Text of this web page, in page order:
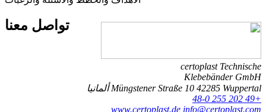
تواصل معنا
certoplast Technische
Klebebänder GmbH
Müngstener Straße 10 42285 Wuppertal
ألمانيا
+49 202 255 48-0
www.certoplast.de info@certoplast.com